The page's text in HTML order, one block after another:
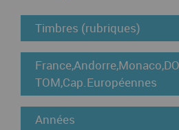
Timbres (rubriques)
TOM,Cap.Européennes
Années